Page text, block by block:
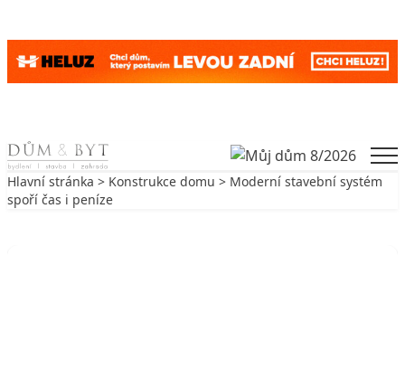
Skip to content
Hlavní stránka > Konstrukce domu > Moderní stavební systém
spoří čas i peníze